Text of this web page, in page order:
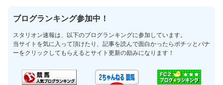
ブログランキング参加中！
スタリオン速報は、以下のブログランキングに参加しています。
当サイトを気に入って頂けたり、記事を読んで面白かったらポチッとバナ
ーをクリックしてもらえるとサイト更新の励みになります！